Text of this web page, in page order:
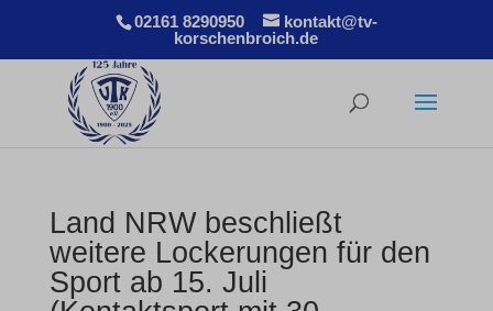
02161 8290950
kontakt@tv-
korschenbroich.de
Land NRW beschließt
weitere Lockerungen für den
Sport ab 15. Juli